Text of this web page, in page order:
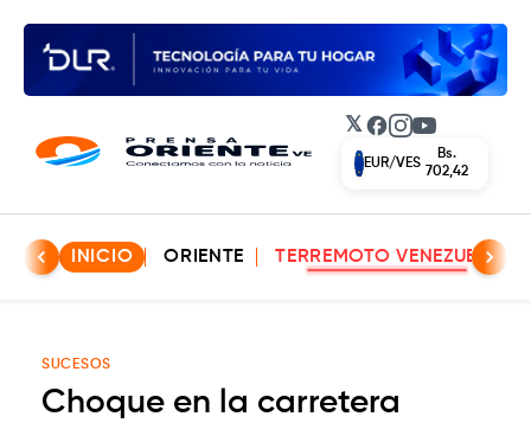
𝕏 Facebook
Instagram
YouTube
EUR/VES
Bs.
702,42
INICIO ORIENTE TERREMOTO VENEZUELA
SUCESOS
Choque en la carretera